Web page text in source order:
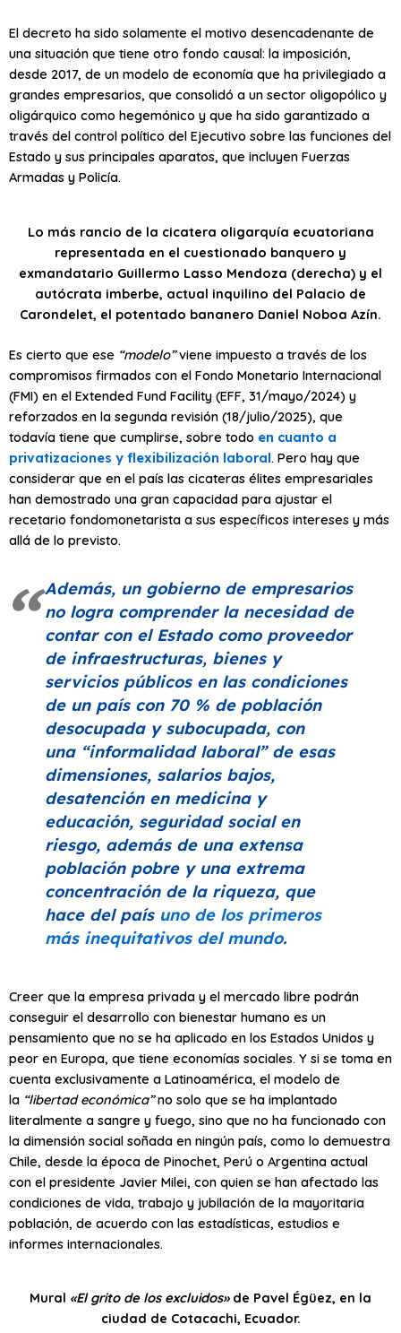
El decreto ha sido solamente el motivo desencadenante de
una situación que tiene otro fondo causal: la imposición,
desde 2017, de un modelo de economía que ha privilegiado a
grandes empresarios, que consolidó a un sector oligopólico y
oligárquico como hegemónico y que ha sido garantizado a
través del control político del Ejecutivo sobre las funciones del
Estado y sus principales aparatos, que incluyen Fuerzas
Armadas y Policía.
Lo más rancio de la cicatera oligarquía ecuatoriana
representada en el cuestionado banquero y
exmandatario Guillermo Lasso Mendoza (derecha) y el
autócrata imberbe, actual inquilino del Palacio de
Carondelet, el potentado bananero Daniel Noboa Azín.
Es cierto que ese “modelo”viene impuesto a través de los
compromisos firmados con el Fondo Monetario Internacional
(FMI) en el Extended Fund Facility (EFF, 31/mayo/2024) y
reforzados en la segunda revisión (18/julio/2025), que
todavía tiene que cumplirse, sobre todo en cuanto a
privatizaciones y flexibilización laboral. Pero hay que
considerar que en el país las cicateras élites empresariales
han demostrado una gran capacidad para ajustar el
recetario fondomonetarista a sus específicos intereses y más
allá de lo previsto.
Además, un gobierno de empresarios
no logra comprender la necesidad de
contar con el Estado como proveedor
de infraestructuras, bienes y
servicios públicos en las condiciones
de un país con 70 % de población
desocupada y subocupada, con
una “informalidad laboral”de esas
dimensiones, salarios bajos,
desatención en medicina y
educación, seguridad social en
riesgo, además de una extensa
población pobre y una extrema
concentración de la riqueza, que
hace del país uno de los primeros
más inequitativos del mundo.
Creer que la empresa privada y el mercado libre podrán
conseguir el desarrollo con bienestar humano es un
pensamiento que no se ha aplicado en los Estados Unidos y
peor en Europa, que tiene economías sociales. Y si se toma en
cuenta exclusivamente a Latinoamérica, el modelo de
la “libertad económica”no solo que se ha implantado
literalmente a sangre y fuego, sino que no ha funcionado con
la dimensión social soñada en ningún país, como lo demuestra
Chile, desde la época de Pinochet, Perú o Argentina actual
con el presidente Javier Milei, con quien se han afectado las
condiciones de vida, trabajo y jubilación de la mayoritaria
población, de acuerdo con las estadísticas, estudios e
informes internacionales.
Mural «El grito de los excluidos»de Pavel Égüez, en la
ciudad de Cotacachi, Ecuador.